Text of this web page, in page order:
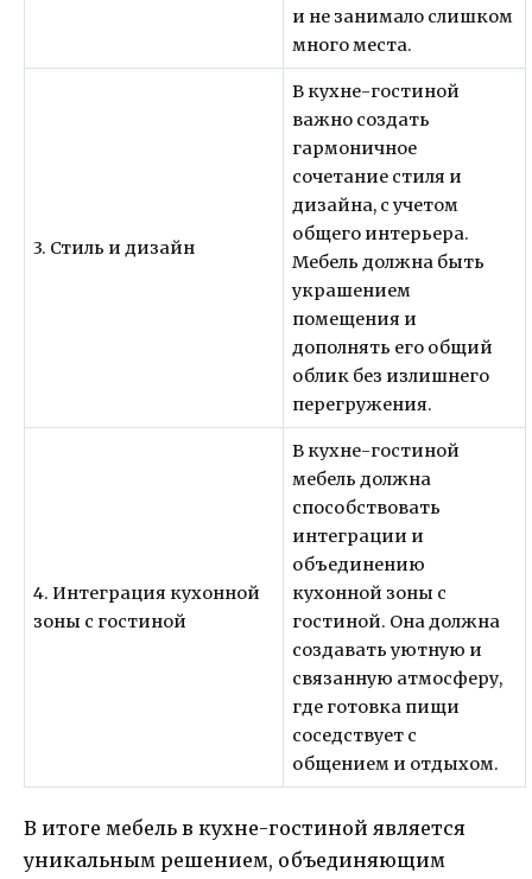
и не занимало слишком
много места.
3. Стиль и дизайн
В кухне-гостиной
важно создать
гармоничное
сочетание стиля и
дизайна, с учетом
общего интерьера.
Мебель должна быть
украшением
помещения и
дополнять его общий
облик без излишнего
перегружения.
4. Интеграция кухонной
зоны с гостиной
В кухне-гостиной
мебель должна
способствовать
интеграции и
объединению
кухонной зоны с
гостиной. Она должна
создавать уютную и
связанную атмосферу,
где готовка пищи
соседствует с
общением и отдыхом.
В итоге мебель в кухне-гостиной является
уникальным решением, объединяющим